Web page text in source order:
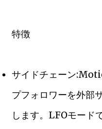
特徴
サイドチェーン
プフォロワーを外部
します。LFOモード